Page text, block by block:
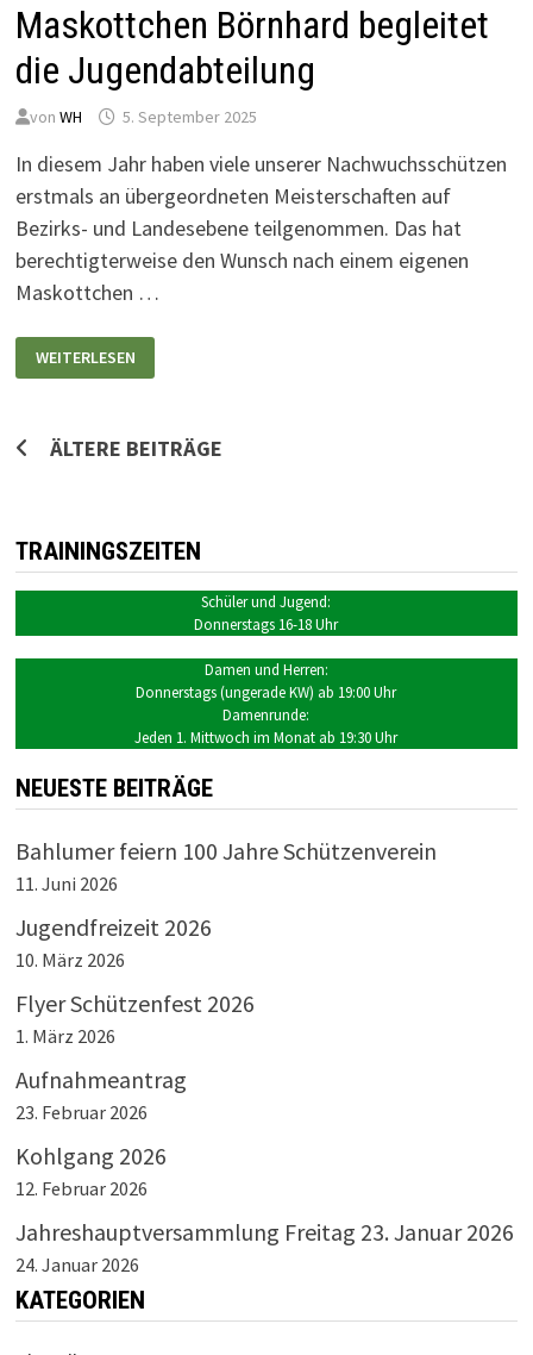
Maskottchen Börnhard begleitet
die Jugendabteilung
von WH 5. September 2025
In diesem Jahr haben viele unserer Nachwuchsschützen
erstmals an übergeordneten Meisterschaften auf
Bezirks- und Landesebene teilgenommen. Das hat
berechtigterweise den Wunsch nach einem eigenen
Maskottchen …
BÖRNHARD
BEGLEITET
WEITERLESEN
Beitragsnavigation
ÄLTERE BEITRÄGE
TRAININGSZEITEN
Schüler und Jugend:
Donnerstags 16-18 Uhr
Damen und Herren:
Donnerstags (ungerade KW) ab 19:00 Uhr
Damenrunde:
Jeden 1. Mittwoch im Monat ab 19:30 Uhr
NEUESTE BEITRÄGE
Bahlumer feiern 100 Jahre Schützenverein
11. Juni 2026
Jugendfreizeit 2026
10. März 2026
Flyer Schützenfest 2026
1. März 2026
Aufnahmeantrag
23. Februar 2026
Kohlgang 2026
12. Februar 2026
Jahreshauptversammlung Freitag 23. Januar 2026
24. Januar 2026
KATEGORIEN